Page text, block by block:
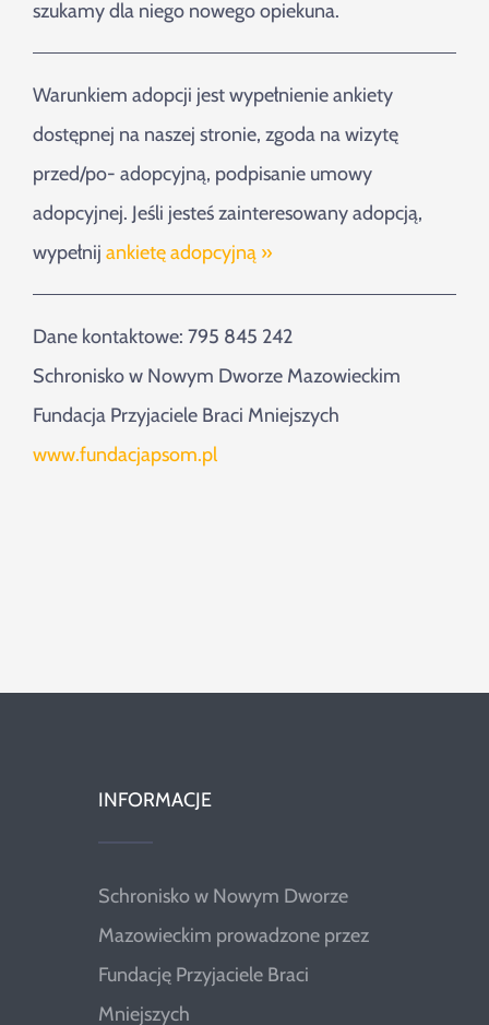
szukamy dla niego nowego opiekuna.
Warunkiem adopcji jest wypełnienie ankiety
dostępnej na naszej stronie, zgoda na wizytę
przed/po- adopcyjną, podpisanie umowy
adopcyjnej. Jeśli jesteś zainteresowany adopcją,
wypełnij ankietę adopcyjną »
Dane kontaktowe: 795 845 242
Schronisko w Nowym Dworze Mazowieckim
Fundacja Przyjaciele Braci Mniejszych
www.fundacjapsom.pl
INFORMACJE
Schronisko w Nowym Dworze
Mazowieckim prowadzone przez
Fundację Przyjaciele Braci
Mniejszych